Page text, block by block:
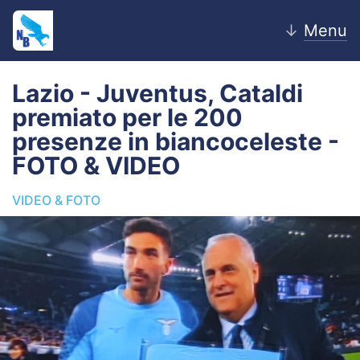
↓ Menu
Home
News
Editoriale
Pagelle
Settore Giovanile
Lazio Women
Calciomercato
Lazio - Juventus, Cataldi
premiato per le 200
presenze in biancoceleste -
FOTO & VIDEO
VIDEO & FOTO